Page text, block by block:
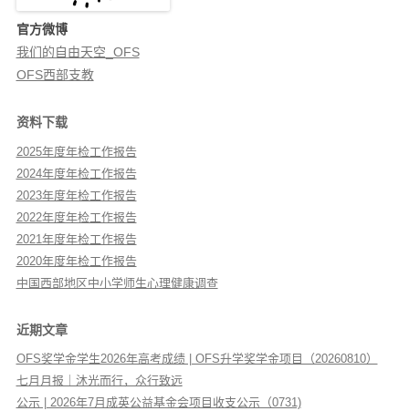
官方微博
我们的自由天空_OFS
OFS西部支教
资料下载
2025年度年检工作报告
2024年度年检工作报告
2023年度年检工作报告
2022年度年检工作报告
2021年度年检工作报告
2020年度年检工作报告
中国西部地区中小学师生心理健康调查
近期文章
OFS奖学金学生2026年高考成绩 | OFS升学奖学金项目（20260810）
七月月报｜沐光而行，众行致远
公示 | 2026年7月成英公益基金会项目收支公示（0731)